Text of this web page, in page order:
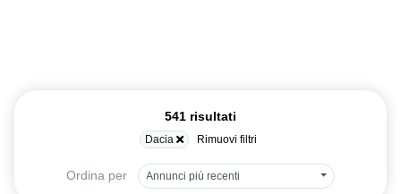
541 risultati
Dacia Rimuovi filtri
Ordina per Annunci più recenti